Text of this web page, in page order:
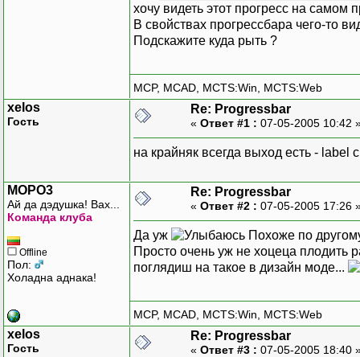
хочу видеть этот прогресс на самом
В свойствах прогрессбара чего-то
Подскажите куда рыть ?
MCP, MCAD, MCTS:Win, MCTS:Web
xelos
Гость
Re: Progressbar
« Ответ #1 : 07-05-2005 10:42
на крайняк всегда выход есть -
MOPO3
Ай да дэдушка! Вах...
Команда клуба
Offline
Пол:
Холадна аднака!
Re: Progressbar
« Ответ #2 : 07-05-2005 17:26
Да уж
Похоже по
Просто очень уж не хоцеца
поглядиш на такое в дизайн моде...
MCP, MCAD, MCTS:Win, MCTS:Web
xelos
Гость
Re: Progressbar
« Ответ #3 : 07-05-2005 18:40